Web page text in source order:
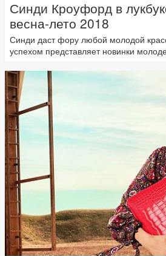
Синди Кроуфорд в
весна-лето 2018
Синди даст фору любой молодой
успехом представляет новинки